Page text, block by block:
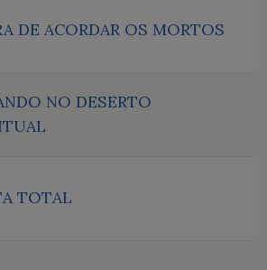
DE ACORDAR OS MORTOS
NO DESERTO
TOTAL